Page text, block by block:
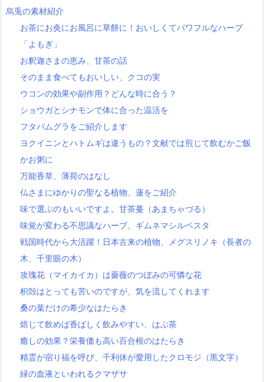
烏兎の素材紹介
お茶にお灸にお風呂に草餅に！おいしくてパワフルなハーブ
「よもぎ」
お釈迦さまの恵み、甘茶の話
そのまま食べてもおいしい、クコの実
ウコンの効果や副作用？どんな時に合う？
ショウガとシナモンで体に合った温活を
フタバムグラをご紹介します
ヨクイニンとハトムギは違うもの？文献では煎じて飲むかご飯
かお粥に
万能香草、薄荷のはなし
仏さまにゆかりの聖なる植物、蓮をご紹介
味で選ぶのもいいですよ。甘茶蔓（あまちゃづる）
味覚が変わる不思議なハーブ、ギムネマシルベスタ
戦国時代から大活躍！日本古来の植物、メグスリノキ（長者の
木、千里眼の木）
攻瑰花（マイカイカ）は薔薇のつぼみの可憐な花
枳殻はとっても苦いのですが、気を流してくれます
桑の葉だけの希少なはたらき
焙じて飲めば香ばしく飲みやすい、はぶ茶
癒しの効果？栄養価も高い百合根のはたらき
精霊が宿り福を呼び、千利休が愛用したクロモジ（黒文字）
緑の血液といわれるクマザサ